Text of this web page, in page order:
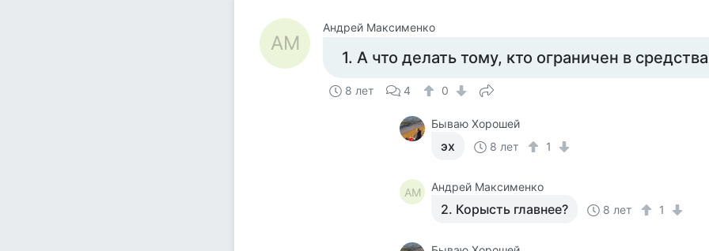
АМ
Андрей Максименко
1. А что делать тому, кто ограничен в
8 лет 4 0
Бываю Хорошей
эх 8 лет 1
АМ Андрей Максименко
2. Корысть главнее? 8 лет 1